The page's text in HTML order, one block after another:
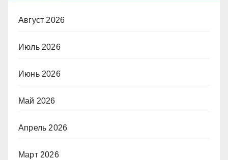
Август 2026
Июль 2026
Июнь 2026
Май 2026
Апрель 2026
Март 2026